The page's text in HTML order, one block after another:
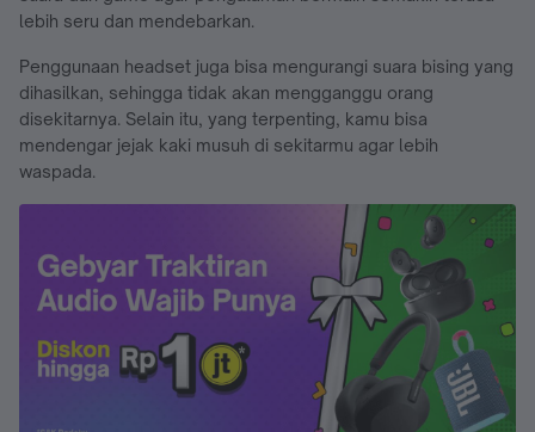
lebih seru dan mendebarkan.
Penggunaan headset juga bisa mengurangi suara bising yang
dihasilkan, sehingga tidak akan mengganggu orang
disekitarnya. Selain itu, yang terpenting, kamu bisa
mendengar jejak kaki musuh di sekitarmu agar lebih
waspada.